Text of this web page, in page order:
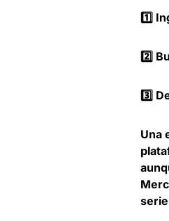
1️⃣
2️⃣
3️⃣
Una